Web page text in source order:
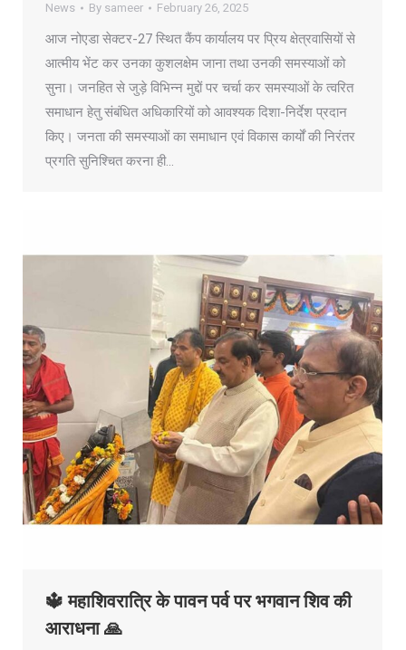
News By sameer February 26, 2025
आज नोएडा सेक्टर-27 स्थित कैंप कार्यालय पर प्रिय क्षेत्रवासियों से
आत्मीय भेंट कर उनका कुशलक्षेम जाना तथा उनकी समस्याओं को
सुना। जनहित से जुड़े विभिन्न मुद्दों पर चर्चा कर समस्याओं के त्वरित
समाधान हेतु संबंधित अधिकारियों को आवश्यक दिशा-निर्देश प्रदान
किए। जनता की समस्याओं का समाधान एवं विकास कार्यों की निरंतर
प्रगति सुनिश्चित करना ही…
🔱 महाशिवरात्रि के पावन पर्व पर भगवान शिव की
आराधना 🙏